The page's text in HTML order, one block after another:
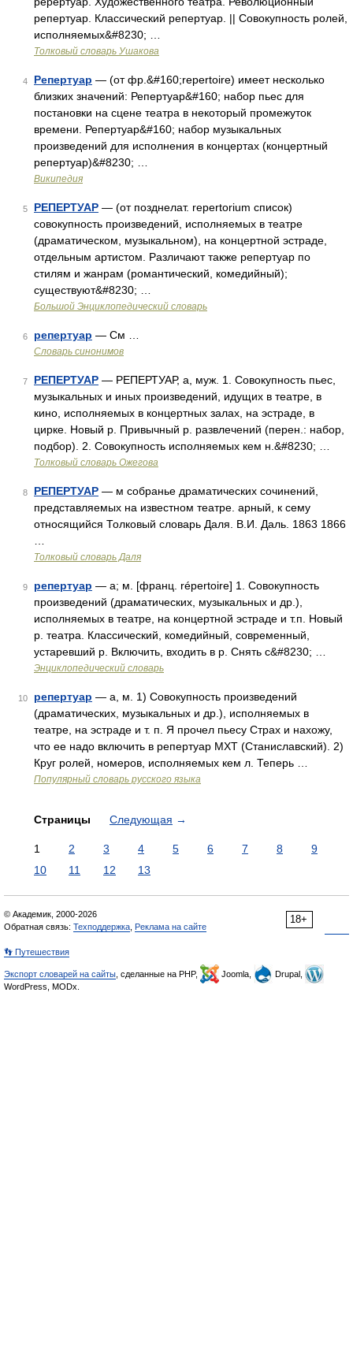
репертуар. Классический репертуар. || Совокупность ролей,
исполняемых&#8230; …
Толковый словарь Ушакова
4 Репертуар — (от фр.&#160;repertoire) имеет несколько
близких значений: Репертуар&#160; набор пьес для
постановки на сцене театра в некоторый промежуток
времени. Репертуар&#160; набор музыкальных
произведений для исполнения в концертах (концертный
репертуар)&#8230; …
Википедия
5 РЕПЕРТУАР — (от позднелат. repertorium список)
совокупность произведений, исполняемых в театре
(драматическом, музыкальном), на концертной эстраде,
отдельным артистом. Различают также репертуар по
стилям и жанрам (романтический, комедийный);
существуют&#8230; …
Большой Энциклопедический словарь
6 репертуар — См …
Словарь синонимов
7 РЕПЕРТУАР — РЕПЕРТУАР, а, муж. 1. Совокупность пьес,
музыкальных и иных произведений, идущих в театре, в
кино, исполняемых в концертных залах, на эстраде, в
цирке. Новый р. Привычный р. развлечений (перен.: набор,
подбор). 2. Совокупность исполняемых кем н.&#8230; …
Толковый словарь Ожегова
8 РЕПЕРТУАР — м собранье драматических сочинений,
представляемых на известном театре. арный, к сему
относящийся Толковый словарь Даля. В.И. Даль. 1863 1866
Толковый словарь Даля
9 репертуар — а; м. [франц. répertoire] 1. Совокупность
произведений (драматических, музыкальных и др.),
исполняемых в театре, на концертной эстраде и т.п. Новый
р. театра. Классический, комедийный, современный,
устаревший р. Включить, входить в р. Снять с&#8230; …
Энциклопедический словарь
10 репертуар — а, м. 1) Совокупность произведений
(драматических, музыкальных и др.), исполняемых в
театре, на эстраде и т. п. Я прочел пьесу Страх и нахожу,
что ее надо включить в репертуар МХТ (Станиславский). 2)
Круг ролей, номеров, исполняемых кем л. Теперь …
Популярный словарь русского языка
Страницы Следующая →
1 2 3 4 5 6 7 8
9
10
11 12 13
18+
© Академик, 2000-2026
Обратная связь: Техподдержка Реклама на сайте
👣 Путешествия
Экспорт словарей на сайты , сделанные на PHP, Joomla,
Drupal,
WordPress, MODx.